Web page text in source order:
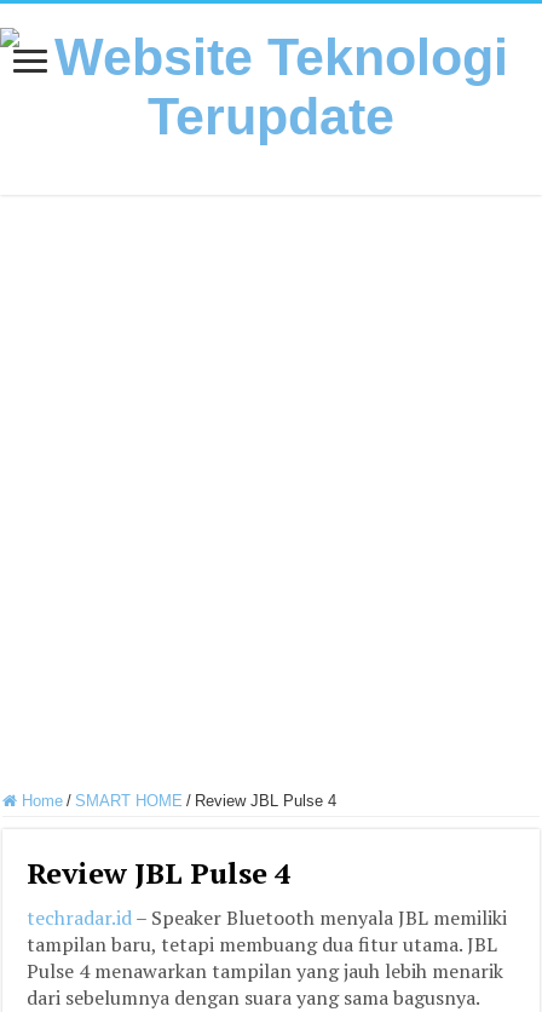
Home / SMART HOME / Review JBL Pulse 4
Review JBL Pulse 4
techradar.id– Speaker Bluetooth menyala JBL memiliki
tampilan baru, tetapi membuang dua fitur utama. JBL
Pulse 4 menawarkan tampilan yang jauh lebih menarik
dari sebelumnya dengan suara yang sama bagusnya.